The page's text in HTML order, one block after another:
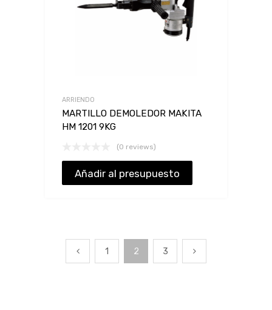
ARRIENDO
MARTILLO DEMOLEDOR MAKITA
HM 1201 9KG
(0 reviews)
Añadir al presupuesto
1 2 3